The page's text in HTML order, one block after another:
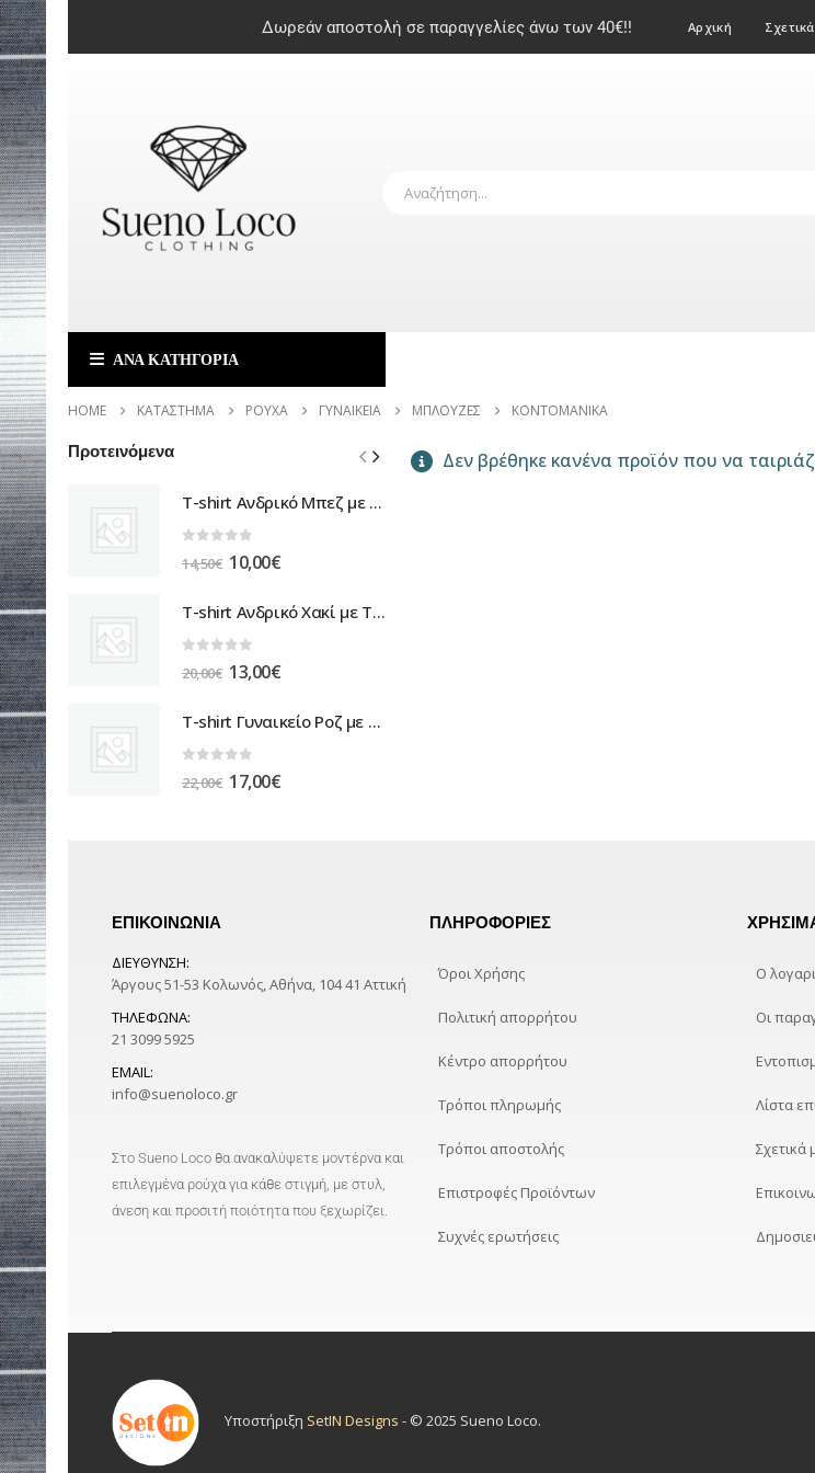
Δωρεάν αποστολή σε παραγγελίες άνω των 40€!! Αρχική
ΑΝΑ ΚΑΤΗΓΟΡΙΑ
HOME ΚΑΤΆΣΤΗΜΑ ΡΟΎΧΑ ΓΥΝΑΙΚΕΊΑ ΜΠΛΟΎΖΕΣ ΚΟΝΤΟΜΆΝΙΚΑ
Δεν βρέθηκε κανένα προϊόν που να
Προτεινόμενα
T-shirt Ανδρικό Μπεζ με Τύπωμα
14,50€ 10,00€
T-shirt Ανδρικό Χακί με Τύπωμα
20,00€ 13,00€
T-shirt Γυναικείο Ροζ με Τύπωμα
22,00€ 17,00€
ΕΠΙΚΟΙΝΩΝΙΑ
ΔΙΕΎΘΥΝΣΗ:
Άργους 51-53 Κολωνός, Αθήνα, 104 41 Αττική
ΤΗΛΈΦΩΝΑ:
21 3099 5925
EMAIL:
info@suenoloco.gr
Στο Sueno Loco θα ανακαλύψετε μοντέρνα και
επιλεγμένα ρούχα για κάθε στιγμή, με στυλ,
άνεση και προσιτή ποιότητα που ξεχωρίζει.
ΠΛΗΡΟΦΟΡΊΕΣ
Όροι Χρήσης
Πολιτική απορρήτου
Κέντρο απορρήτου
Τρόποι πληρωμής
Τρόποι αποστολής
Επιστροφές Προϊόντων
Συχνές ερωτήσεις
Ο
Οι
Λίστα
Σχετικά
Υποστήριξη SetIN Designs - © 2025 Sueno Loco.